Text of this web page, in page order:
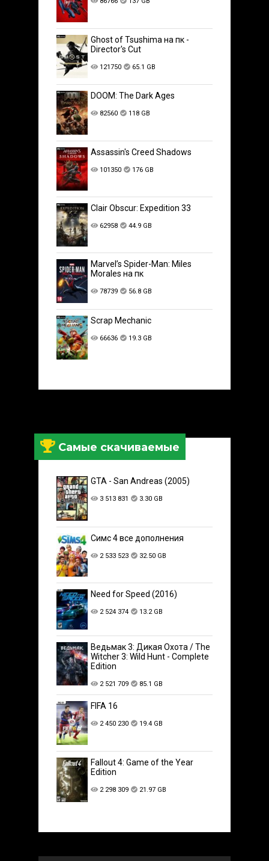
Ghost of Tsushima на пк -
Director's Cut
121750 65.1 GB
DOOM: The Dark Ages
82560 118 GB
Assassin's Creed Shadows
101350 176 GB
Clair Obscur: Expedition 33
62958 44.9 GB
Marvel’s Spider-Man: Miles
Morales на пк
78739 56.8 GB
Scrap Mechanic
66636 19.3 GB
Самые скачиваемые
GTA - San Andreas (2005)
3 513 831 3.30 GB
Симс 4 все дополнения
2 533 523 32.50 GB
Need for Speed (2016)
2 524 374 13.2 GB
Ведьмак 3: Дикая Охота / The
Witcher 3: Wild Hunt - Complete
Edition
2 521 709 85.1 GB
FIFA 16
2 450 230 19.4 GB
Fallout 4: Game of the Year
Edition
2 298 309 21.97 GB